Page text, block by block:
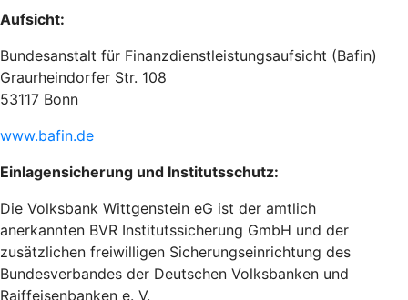
Aufsicht:
Bundesanstalt für Finanzdienstleistungsaufsicht (Bafin)
Graurheindorfer Str. 108
53117 Bonn
www.bafin.de
Einlagensicherung und Institutsschutz:
Die Volksbank Wittgenstein eG ist der amtlich
anerkannten BVR Institutssicherung GmbH und der
zusätzlichen freiwilligen Sicherungseinrichtung des
Bundesverbandes der Deutschen Volksbanken und
Raiffeisenbanken e. V.